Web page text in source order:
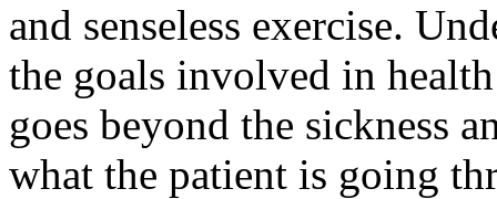
and senseless exercise.
the goals involved in
goes beyond the sickness
what the patient is going